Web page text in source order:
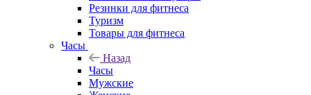
Резинки для фитнеса
Туризм
Товары для фитнеса
Часы
Назад
Часы
Мужские